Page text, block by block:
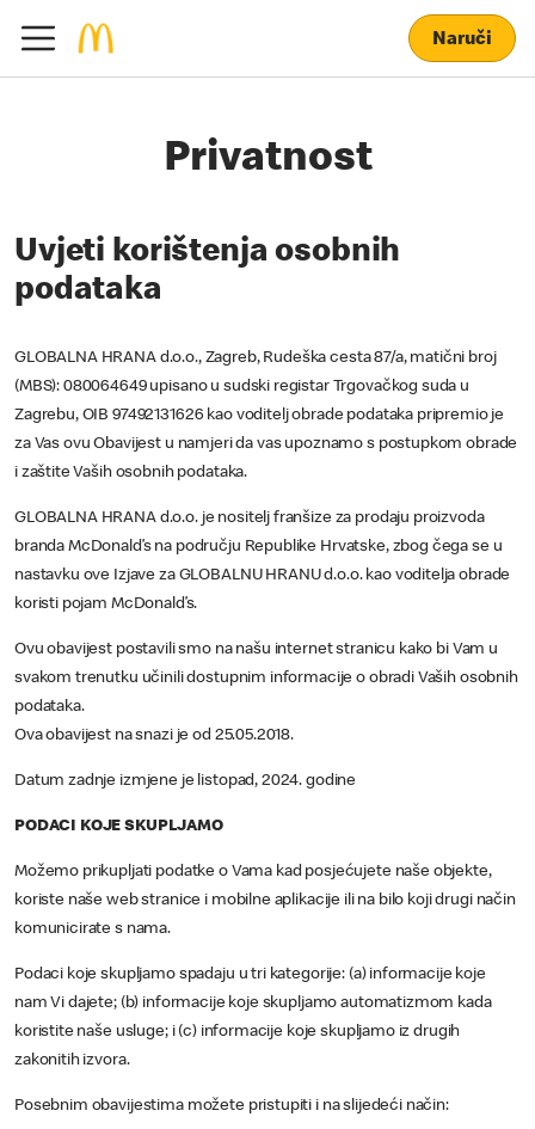
Naruči
Privatnost
Uvjeti korištenja osobnih
podataka
GLOBALNA HRANA d.o.o., Zagreb, Rudeška cesta 87/a, matični broj
(MBS): 080064649 upisano u sudski registar Trgovačkog suda u
Zagrebu, OIB 97492131626 kao voditelj obrade podataka pripremio je
za Vas ovu Obavijest u namjeri da vas upoznamo s postupkom obrade
i zaštite Vaših osobnih podataka.
GLOBALNA HRANA d.o.o. je nositelj franšize za prodaju proizvoda
branda McDonald’s na području Republike Hrvatske, zbog čega se u
nastavku ove Izjave za GLOBALNU HRANU d.o.o. kao voditelja obrade
koristi pojam McDonald’s.
Ovu obavijest postavili smo na našu internet stranicu kako bi Vam u
svakom trenutku učinili dostupnim informacije o obradi Vaših osobnih
podataka.
Ova obavijest na snazi je od 25.05.2018.
Datum zadnje izmjene je listopad, 2024. godine
PODACI KOJE SKUPLJAMO
Možemo prikupljati podatke o Vama kad posjećujete naše objekte,
koriste naše web stranice i mobilne aplikacije ili na bilo koji drugi način
komunicirate s nama.
Podaci koje skupljamo spadaju u tri kategorije: (a) informacije koje
nam Vi dajete; (b) informacije koje skupljamo automatizmom kada
koristite naše usluge; i (c) informacije koje skupljamo iz drugih
zakonitih izvora.
Posebnim obavijestima možete pristupiti i na slijedeći način: